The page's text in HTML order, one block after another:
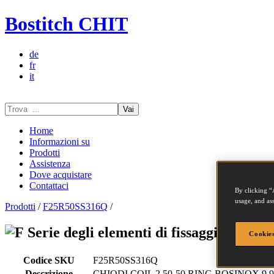
Bostitch CHIT
de
fr
it
Vai
Home
Informazioni su
Prodotti
Assistenza
Dove acquistare
Contattaci
Prodotti /F25R50SS316Q /
Serie degli elementi di fissaggio -
Codice SKU
F25R50SS316Q
By clicking
usage, and